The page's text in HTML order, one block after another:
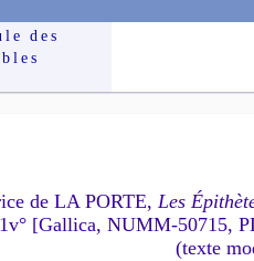
des
de LA PORTE,Les
[Gallica, NUMM-50715,
(texte